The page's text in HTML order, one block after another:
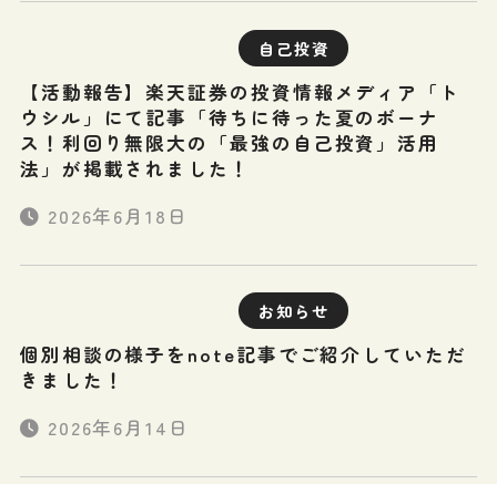
自己投資
【活動報告】楽天証券の投資情報メディア「ト
ウシル」にて記事「待ちに待った夏のボーナ
ス！利回り無限大の「最強の自己投資」活用
法」が掲載されました！
2026年6月18日
お知らせ
個別相談の様子をnote記事でご紹介していただ
きました！
2026年6月14日